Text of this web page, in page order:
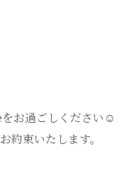
お過ごしください☺️
約束いたします。